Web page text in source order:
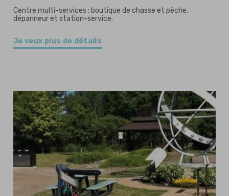
Centre multi-services : boutique de chasse et pêche,
dépanneur et station-service.
Je veux plus de détails